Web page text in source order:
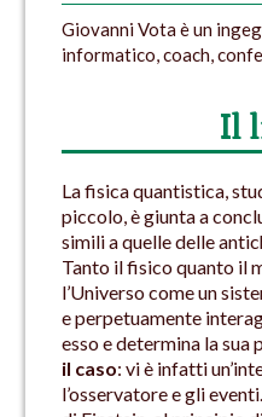
Giovanni Vota è un
informatico, coach,
Il
La fisica quantistica,
piccolo, è giunta a
simili a quelle delle
Tanto il fisico quanto il
l’Universo come un
e perpetuamente
esso e determina la sua
il caso: vi è infatti
l’osservatore e gli